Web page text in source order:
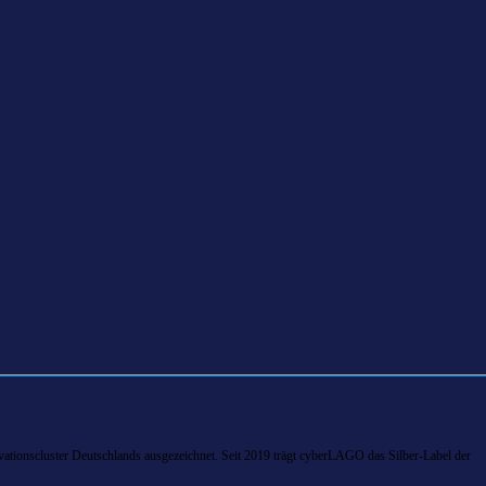
Deutschlands ausgezeichnet. Seit 2019 trägt cyberLAGO das Silber-Label der